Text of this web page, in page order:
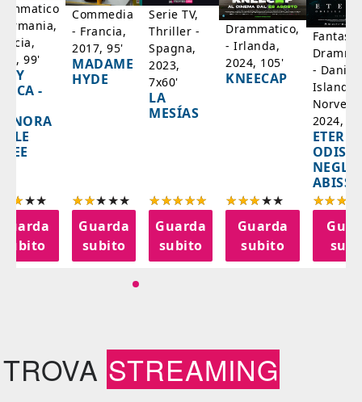
99'
-
subito
Commedia
- Francia,
2017, 95'
MADAME
HYDE
Guarda
subito
Serie TV,
Thriller -
Spagna,
2023,
7x60'
LA
MESÍAS
Guarda
subito
Drammatico,
- Irlanda,
2024, 105'
KNEECAP
Guarda
subito
-
Islanda,
2024,
NEGLI
ABISSI
TROVA STREAMING